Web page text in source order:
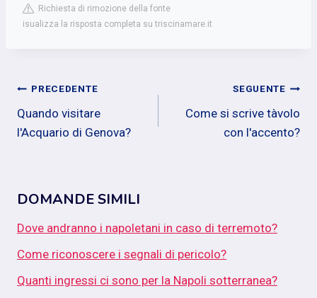
Richiesta di rimozione della fonte
isualizza la risposta completa su triscinamare.it
Navigazione
articoli
PRECEDENTE
Quando visitare
l'Acquario di Genova?
SEGUENTE
Come si scrive tàvolo
con l'accento?
DOMANDE SIMILI
Dove andranno i napoletani in caso di terremoto?
Come riconoscere i segnali di pericolo?
Quanti ingressi ci sono per la Napoli sotterranea?